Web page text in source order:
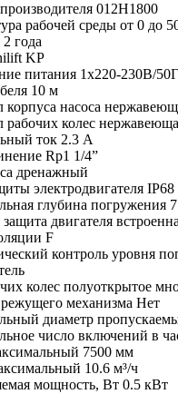
012H1800
рабочей среды от 0 до
2 года
KP
питания 1х220-230В/
10 м
насоса
рабочих колес
ток 2.3 A
Rp1 1/4”
дренажный
электродвигателя IP68
глубина погружения
двигателя
F
контроль уровня
колес полуоткрытое
механизма Нет
диаметр
число включений в
7500 мм
10.6 м³/ч
мощность, Вт 0.5 кВт